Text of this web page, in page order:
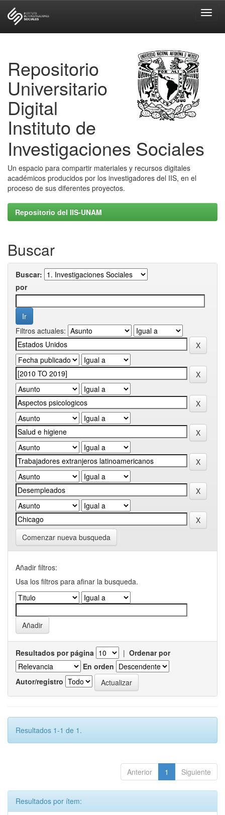
Repositorio
Universitario
Digital
Instituto de
Investigaciones Sociales
Un espacio para compartir materiales y recursos digitales
académicos producidos por los investigadores del IIS, en el
proceso de sus diferentes proyectos.
Repositorio del IIS-UNAM
Buscar
Buscar:
por
Filtros actuales:
Comenzar nueva busqueda
Añadir filtros:
Usa los filtros para afinar la busqueda.
Resultados por página | Ordenar por
En orden
Autor/registro
Resultados 1-1 de 1.
Anterior 1 Siguiente
Resultados por ítem: